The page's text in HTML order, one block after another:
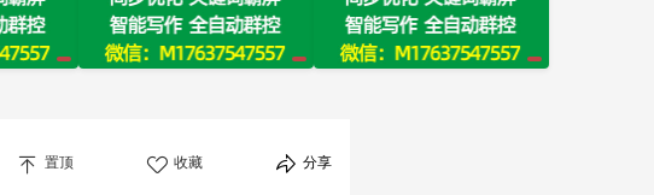
置顶 收藏 分享